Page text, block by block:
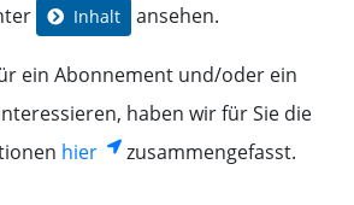
Inhalt ansehen.
ein Abonnement und/oder ein
haben wir für Sie die
hier zusammengefasst.